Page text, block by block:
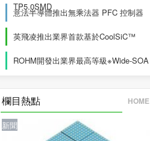
TP5.0SMD
意法半導體推出無乘法器 PFC 控制器
英飛凌推出業界首款基於CoolSiC™
ROHM開發出業界最高等級※Wide-SOA
的
欄目熱點 HOME
新聞